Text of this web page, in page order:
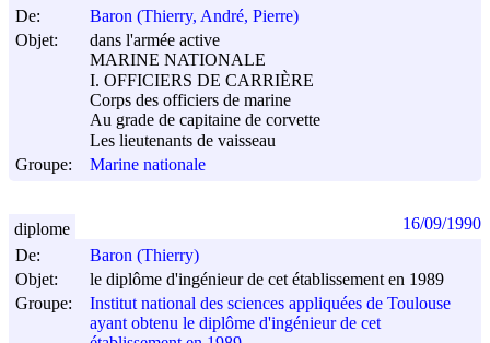
De:
Baron (Thierry, André, Pierre)
Objet:
dans l'armée active
MARINE NATIONALE
I. OFFICIERS DE CARRIÈRE
Corps des officiers de marine
Au grade de capitaine de corvette
Les lieutenants de vaisseau
Groupe:
Marine nationale
De:
Baron (Thierry)
Objet:
le diplôme d'ingénieur de cet établissement en 1989
Groupe:
Institut national des sciences appliquées de Toulouse
ayant obtenu le diplôme d'ingénieur de cet
diplome 16/09/1990